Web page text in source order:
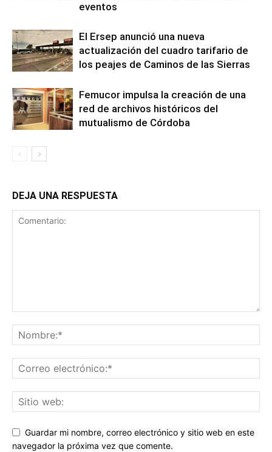
eventos
El Ersep anunció una nueva
actualización del cuadro tarifario de
los peajes de Caminos de las Sierras
Femucor impulsa la creación de una
red de archivos históricos del
mutualismo de Córdoba
DEJA UNA RESPUESTA
Guardar mi nombre, correo electrónico y sitio web en este
navegador la próxima vez que comente.